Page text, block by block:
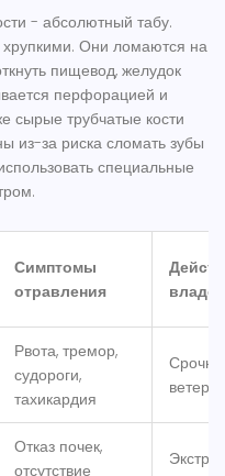
- абсолютный табу.
хрупкими. Они ломаются на
пищевод, желудок
перфорацией и
сырые трубчатые кости
из-за риска сломать зубы
специальные
Симптомы
отравления
Рвота, тремор,
судороги,
тахикардия
Срочно
Отказ почек,
отсутствие